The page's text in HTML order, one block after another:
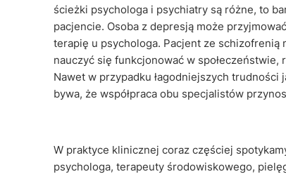
ścieżki psychologa i psychiatry są różne, to
pacjencie. Osoba z depresją może
terapię u psychologa. Pacjent ze schizofrenią
nauczyć się funkcjonować w
Nawet w przypadku łagodniejszych trudności
bywa, że współpraca obu specjalistów
W praktyce klinicznej coraz częściej
psychologa, terapeuty środowiskowego,